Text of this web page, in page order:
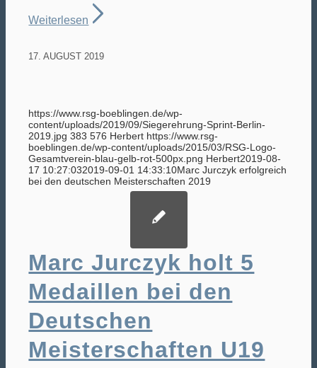
Weiterlesen
17. AUGUST 2019
https://www.rsg-boeblingen.de/wp-
content/uploads/2019/09/Siegerehrung-Sprint-Berlin-
2019.jpg 383 576 Herbert https://www.rsg-
boeblingen.de/wp-content/uploads/2015/03/RSG-Logo-
Gesamtverein-blau-gelb-rot-500px.png Herbert2019-08-
17 10:27:032019-09-01 14:33:10Marc Jurczyk erfolgreich
bei den deutschen Meisterschaften 2019
Marc Jurczyk holt 5
Medaillen bei den
Deutschen
Meisterschaften U19